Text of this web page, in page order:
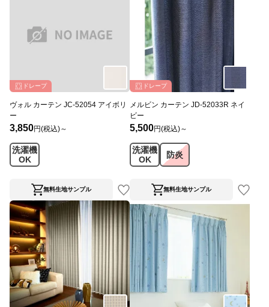
ドレープ
ヴォル カーテン JC-52054 アイボリ
ー
3,850円(税込)～
洗濯機
OK
無料生地サンプル
ドレープ
メルビン カーテン JD-52033R ネイ
ビー
5,500円(税込)～
洗濯機
OK
防炎
無料生地サンプル